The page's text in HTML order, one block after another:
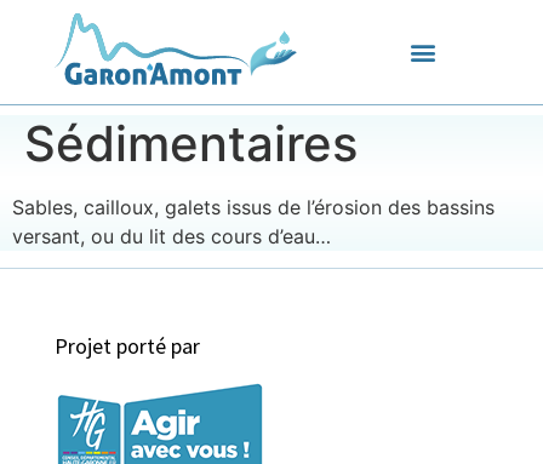
Sédimentaires
Sables, cailloux, galets issus de l’érosion des bassins
versant, ou du lit des cours d’eau…
Projet porté par